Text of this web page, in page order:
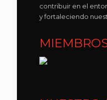
contribuir en el
y fortaleciendo